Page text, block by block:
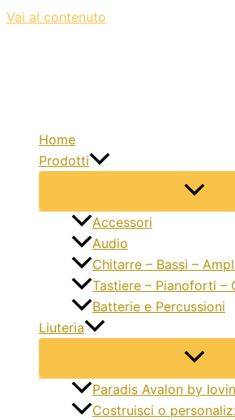
Vai al contenuto
Home
Prodotti
Accessori
Audio
Chitarre – Bassi –
Tastiere – Pianoforti –
Batterie e Percussioni
Liuteria
Paradis Avalon by
Costruisci o